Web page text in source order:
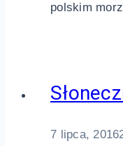
polskim
7 lipca, 2016